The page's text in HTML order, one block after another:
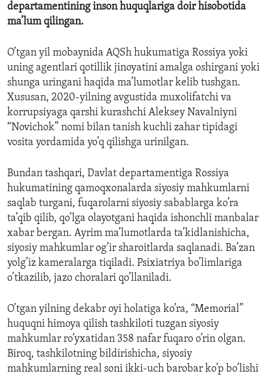
departamentining inson huquqlariga doir hisobotida
ma’lum qilingan.
O’tgan yil mobaynida AQSh hukumatiga Rossiya yoki
uning agentlari qotillik jinoyatini amalga oshirgani yoki
shunga uringani haqida ma’lumotlar kelib tushgan.
Xususan, 2020-yilning avgustida muxolifatchi va
korrupsiyaga qarshi kurashchi Aleksey Navalniyni
“Novichok” nomi bilan tanish kuchli zahar tipidagi
vosita yordamida yo’q qilishga urinilgan.
Bundan tashqari, Davlat departamentiga Rossiya
hukumatining qamoqxonalarda siyosiy mahkumlarni
saqlab turgani, fuqarolarni siyosiy sabablarga ko’ra
ta’qib qilib, qo’lga olayotgani haqida ishonchli manbalar
xabar bergan. Ayrim ma’lumotlarda ta’kidlanishicha,
siyosiy mahkumlar og’ir sharoitlarda saqlanadi. Ba’zan
yolg’iz kameralarga tiqiladi. Psixiatriya bo’limlariga
o’tkazilib, jazo choralari qo’llaniladi.
O’tgan yilning dekabr oyi holatiga ko’ra, “Memorial”
huquqni himoya qilish tashkiloti tuzgan siyosiy
mahkumlar ro’yxatidan 358 nafar fuqaro o’rin olgan.
Biroq, tashkilotning bildirishicha, siyosiy
mahkumlarning real soni ikki-uch barobar ko’p bo’lishi